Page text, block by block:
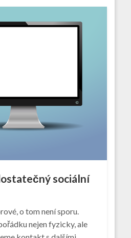
sociální
o tom není sporu.
nejen fyzicky, ale